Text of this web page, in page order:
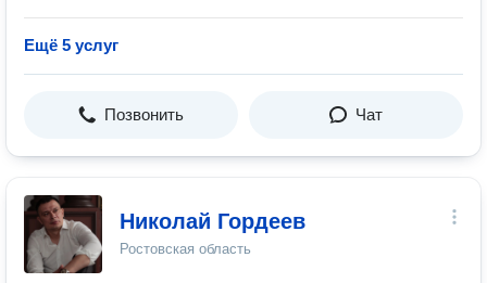
Ещё 5 услуг
Позвонить Чат
Николай Гордеев
Ростовская область